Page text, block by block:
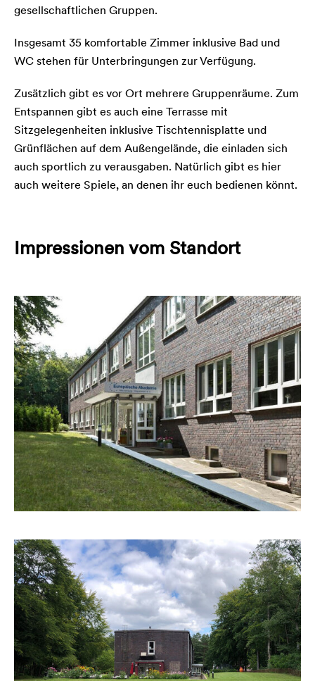
gesellschaftlichen Gruppen.
Insgesamt 35 komfortable Zimmer inklusive Bad und
WC stehen für Unterbringungen zur Verfügung.
Zusätzlich gibt es vor Ort mehrere Gruppenräume. Zum
Entspannen gibt es auch eine Terrasse mit
Sitzgelegenheiten inklusive Tischtennisplatte und
Grünflächen auf dem Außengelände, die einladen sich
auch sportlich zu verausgaben. Natürlich gibt es hier
auch weitere Spiele, an denen ihr euch bedienen könnt.
Impressionen vom Standort